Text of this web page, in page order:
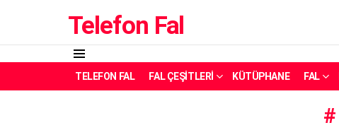
Telefon Fal
Menü
TELEFON FAL FAL ÇEŞITLERI KÜTÜPHANE FAL